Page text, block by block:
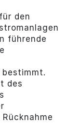
den
führende
bestimmt.
des